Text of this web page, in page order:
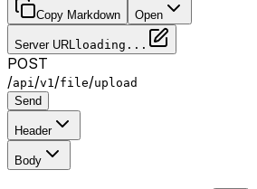
Copy Markdown Open
Server URL loading...
POST
/api /v1 /file/upload
Send
Header
Body